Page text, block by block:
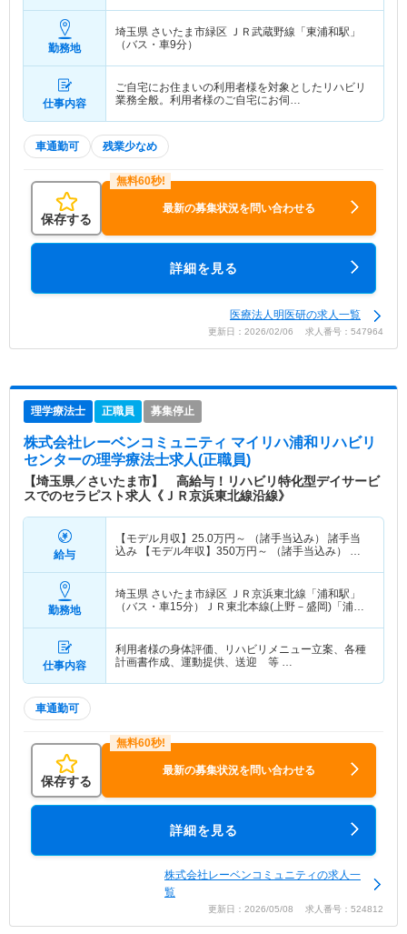
勤務地
埼玉県 さいたま市緑区 ＪＲ武蔵野線「東浦和駅」
（バス・車9分）
仕事内容
ご自宅にお住まいの利用者様を対象としたリハビリ
業務全般。利用者様のご自宅にお伺…
車通勤可 残業少なめ
保存する
最新の募集状況を問い合わせる
詳細を見る
医療法人明医研の求人一覧
更新日：2026/02/06 求人番号：547964
理学療法士 正職員 募集停止
株式会社レーベンコミュニティ マイリハ浦和リハビリ
センターの理学療法士求人(正職員)
【埼玉県／さいたま市】 高給与！リハビリ特化型デイサービ
スでのセラピスト求人《ＪＲ京浜東北線沿線》
給与
【モデル月収】 25.0万円～
（諸手当込み） 諸手当
込み 【モデル年収】 350万円～
（諸手当込み） 諸
勤務地
埼玉県 さいたま市緑区 ＪＲ京浜東北線「浦和駅」
（バス・車15分）ＪＲ東北本線(上野－盛岡)「浦和
仕事内容
利用者様の身体評価、リハビリメニュー立案、各種
計画書作成、運動提供、送迎 等 …
車通勤可
保存する
最新の募集状況を問い合わせる
詳細を見る
株式会社レーベンコミュニティの求人一
覧
更新日：2026/05/08 求人番号：524812